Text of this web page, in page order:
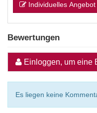
Individuelles
Bewertungen
Einloggen, um eine
Es liegen keine